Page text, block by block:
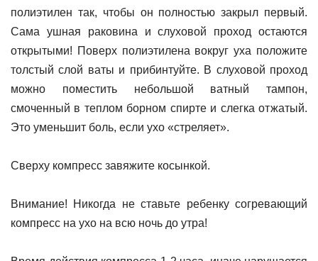
полиэтилен так, чтобы он полностью закрыл первый.
Сама ушная раковина и слуховой проход остаются
открытыми! Поверх полиэтилена вокруг уха положите
толстый слой ваты и прибинтуйте. В слуховой проход
можно поместить небольшой ватный тампон,
смоченный в теплом борном спирте и слегка отжатый.
Это уменьшит боль, если ухо «стреляет».
Сверху компресс завяжите косынкой.
Внимание! Никогда не ставьте ребенку согревающий
компресс на ухо на всю ночь до утра!